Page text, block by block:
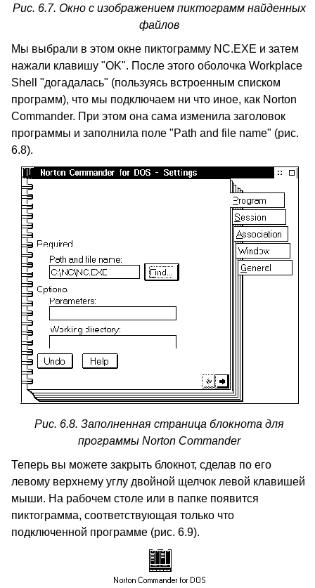
Рис. 6.7. Окно с изображением пиктограмм найденных
файлов
Мы выбрали в этом окне пиктограмму NC.EXE и затем
нажали клавишу "OK". После этого оболочка Workplace
Shell "догадалась" (пользуясь встроенным списком
программ), что мы подключаем ни что иное, как Norton
Commander. При этом она сама изменила заголовок
программы и заполнила поле "Path and file name" (рис.
6.8).
Рис. 6.8. Заполненная страница блокнота для
программы Norton Commander
Теперь вы можете закрыть блокнот, сделав по его
левому верхнему углу двойной щелчок левой клавишей
мыши. На рабочем столе или в папке появится
пиктограмма, соответствующая только что
подключенной программе (рис. 6.9).